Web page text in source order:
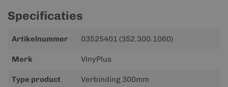
Specificaties
Meer
Artikelnummer 03525401 (352.300.1060)
Merk VinyPlus
Type product Verbinding 300mm